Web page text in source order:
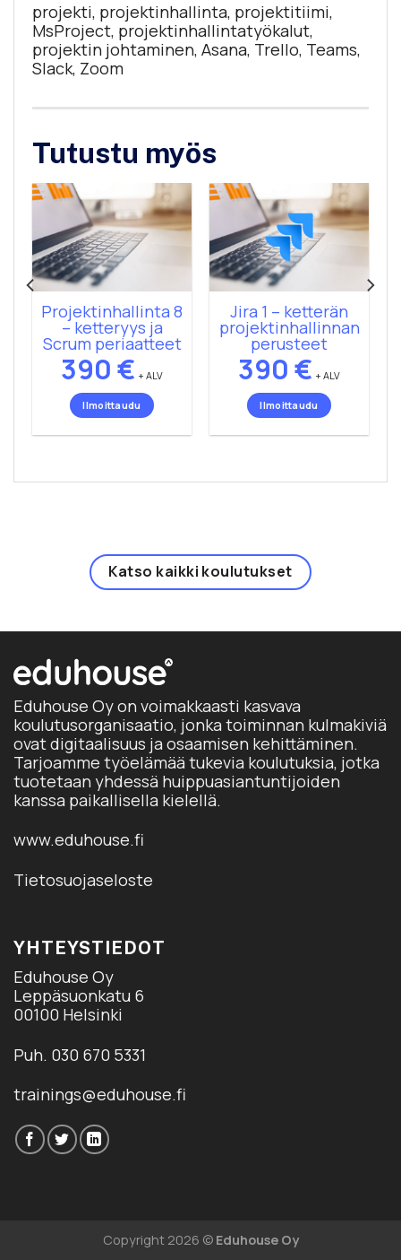
projekti, projektinhallinta, projektitiimi,
MsProject, projektinhallintatyökalut,
projektin johtaminen, Asana, Trello, Teams,
Slack, Zoom
Tutustu myös
Projektinhallinta 8
– ketteryys ja
Scrum periaatteet
390€ + ALV
Ilmoittaudu
useampi
valinnat
tuotteen
sivulla.
Jira 1 – ketterän
projektinhallinnan
perusteet
390€ + ALV
Ilmoittaudu
useampi
valinnat
tuotteen
sivulla.
Katso kaikki koulutukset
Eduhouse Oy on voimakkaasti kasvava
koulutusorganisaatio, jonka toiminnan kulmakiviä
ovat digitaalisuus ja osaamisen kehittäminen.
Tarjoamme työelämää tukevia koulutuksia, jotka
tuotetaan yhdessä huippuasiantuntijoiden
kanssa paikallisella kielellä.
www.eduhouse.fi
Tietosuojaseloste
YHTEYSTIEDOT
Eduhouse Oy
Leppäsuonkatu 6
00100 Helsinki
Puh. 030 670 5331
trainings@eduhouse.fi
Copyright 2026 © Eduhouse Oy